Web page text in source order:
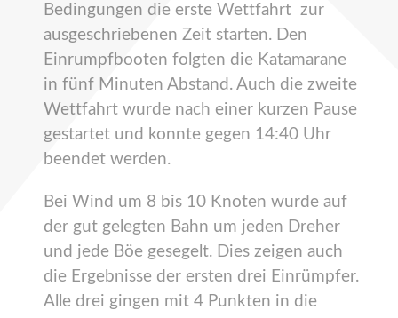
Bedingungen die erste Wettfahrt zur
ausgeschriebenen Zeit starten. Den
Einrumpfbooten folgten die Katamarane
in fünf Minuten Abstand. Auch die zweite
Wettfahrt wurde nach einer kurzen Pause
gestartet und konnte gegen 14:40 Uhr
beendet werden.
Bei Wind um 8 bis 10 Knoten wurde auf
der gut gelegten Bahn um jeden Dreher
und jede Böe gesegelt. Dies zeigen auch
die Ergebnisse der ersten drei Einrümpfer.
Alle drei gingen mit 4 Punkten in die